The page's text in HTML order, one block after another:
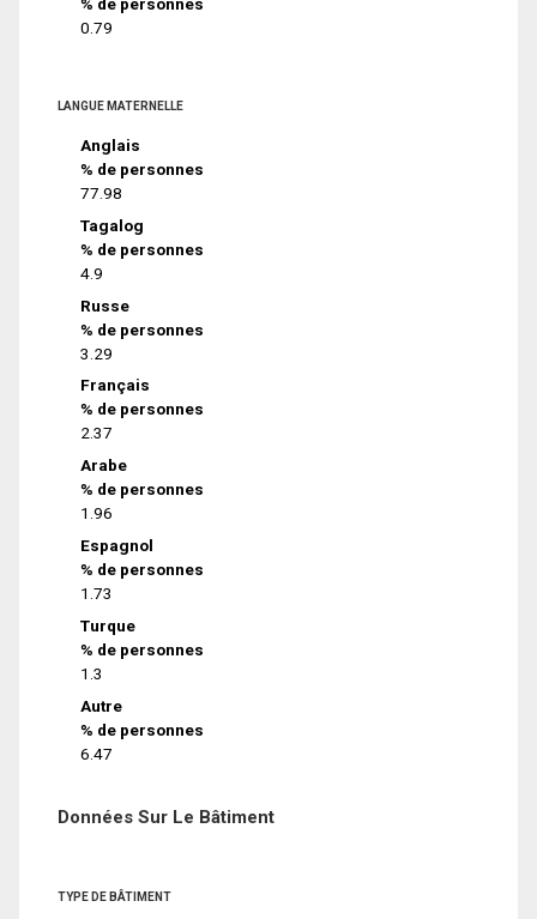
0.79
LANGUE MATERNELLE
Anglais
% de personnes
77.98
Tagalog
% de personnes
4.9
Russe
% de personnes
3.29
Français
% de personnes
2.37
Arabe
% de personnes
1.96
Espagnol
% de personnes
1.73
Turque
% de personnes
1.3
Autre
% de personnes
6.47
Données Sur Le Bâtiment
TYPE DE BÂTIMENT